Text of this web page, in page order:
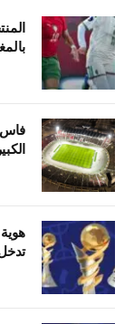
فاس